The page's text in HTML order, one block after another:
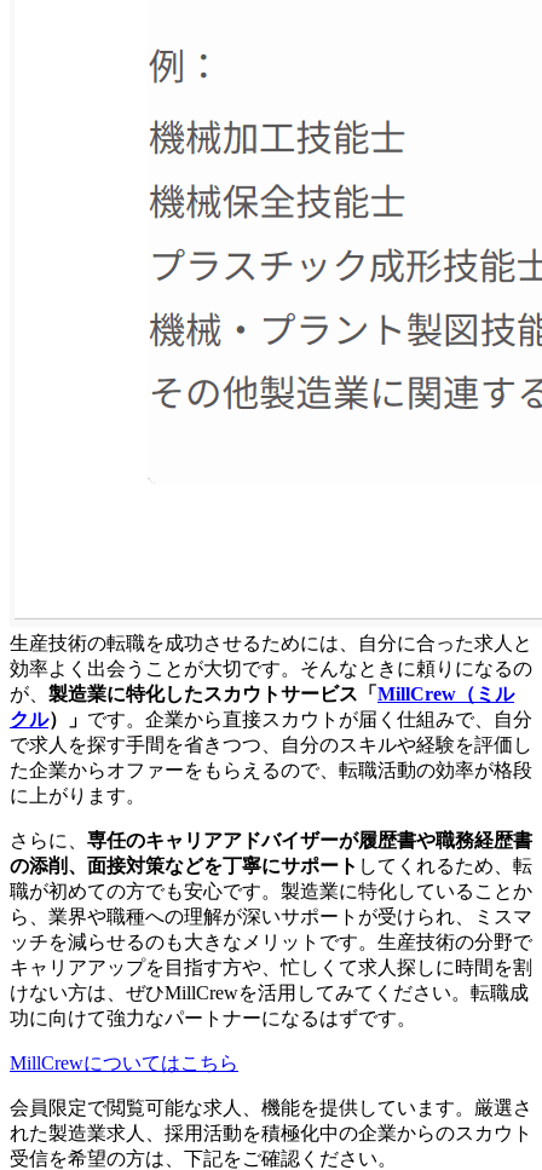
生産技術の転職を成功させるためには、自分に合った求人と
効率よく出会うことが大切です。そんなときに頼りになるの
が、 製造業に特化したスカウトサービス「 MillCrew（ミル
クル）」 です。企業から直接スカウトが届く仕組みで、自分
で求人を探す手間を省きつつ、自分のスキルや経験を評価し
た企業からオファーをもらえるので、転職活動の効率が格段
に上がります。
さらに、 専任のキャリアアドバイザーが履歴書や職務経歴書
の添削、面接対策などを丁寧にサポート してくれるため、転
職が初めての方でも安心です。製造業に特化していることか
ら、業界や職種への理解が深いサポートが受けられ、ミスマ
ッチを減らせるのも大きなメリットです。生産技術の分野で
キャリアアップを目指す方や、忙しくて求人探しに時間を割
けない方は、ぜひMillCrewを活用してみてください。転職成
功に向けて強力なパートナーになるはずです。
MillCrewについてはこちら
会員限定で閲覧可能な求人、機能を提供しています。厳選さ
れた製造業求人、採用活動を積極化中の企業からのスカウト
受信を希望の方は、下記をご確認ください。